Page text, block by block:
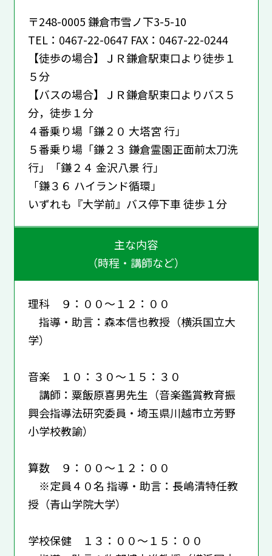
〒248-0005 鎌倉市雪ノ下3-5-10
TEL：0467-22-0647 FAX：0467-22-0244
【徒歩の場合】ＪＲ鎌倉駅東口より徒歩１
５分
【バスの場合】ＪＲ鎌倉駅東口よりバス５
分，徒歩１分
４番乗り場「鎌２０ 大塔宮 行」
５番乗り場「鎌２３ 鎌倉霊園正面前太刀洗
行」「鎌２４ 金沢八景 行」
「鎌３６ ハイランド循環」
いずれも『大学前』バス停下車 徒歩１分
主な内容
（時程・講師など）
理科 ９：００～１２：００
指導・助言：森本信也教授（横浜国立大
学）
音楽 １０：３０～１５：３０
講師：粟飯原喜男先生（音楽鑑賞教育振
興会指導法研究委員・埼玉県川越市立芳野
小学校教諭）
算数 ９：００～１２：００
※定員４０名 指導・助言：長嶋清特任教
授（青山学院大学）
学校保健 １３：００～１５：００